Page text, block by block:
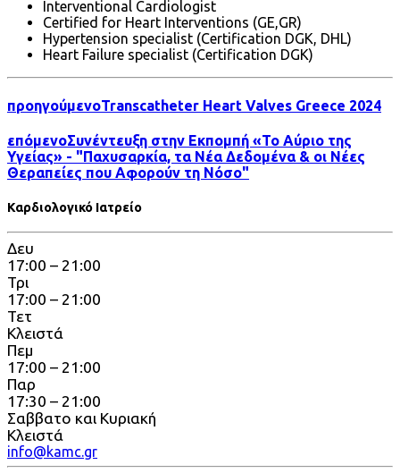
Interventional Cardiologist
Certified for Heart Interventions (GE,GR)
Hypertension specialist (Certification DGK, DHL)
Heart Failure specialist (Certification DGK)
προηγούμενοTranscatheter Heart Valves Greece 2024
επόμενοΣυνέντευξη στην Εκπομπή «Το Αύριο της
Υγείας» - "Παχυσαρκία, τα Νέα Δεδομένα & οι Νέες
Θεραπείες που Αφορούν τη Νόσο"
Καρδιολογικό Ιατρείο
Δευ
17:00 – 21:00
Τρι
17:00 – 21:00
Τετ
Κλειστά
Πεμ
17:00 – 21:00
Παρ
17:30 – 21:00
Σαββατο και Κυριακή
Κλειστά
info@kamc.gr